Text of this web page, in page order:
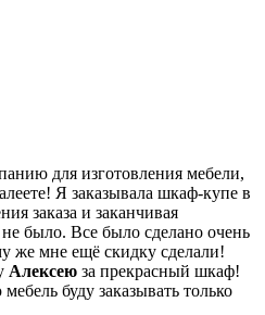
для изготовления мебели,
Я заказывала шкаф-купе в
заказа и заканчивая
было. Все было сделано очень
же мне ещё скидку сделали!
Алексею за прекрасный шкаф!
буду заказывать только